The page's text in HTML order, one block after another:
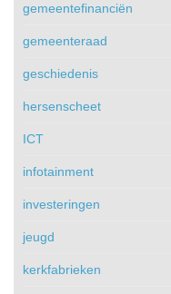
gemeentefinanciën
gemeenteraad
geschiedenis
hersenscheet
ICT
infotainment
investeringen
jeugd
kerkfabrieken